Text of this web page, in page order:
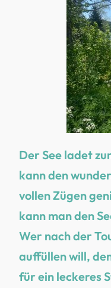
Der See ladet
kann den
vollen Zügen
kann man den
Wer nach der
auffüllen will,
für ein leckeres